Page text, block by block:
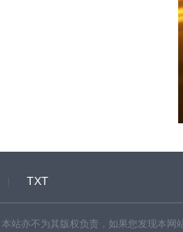
TXT
亦不为其版权负责，如果您发现本网